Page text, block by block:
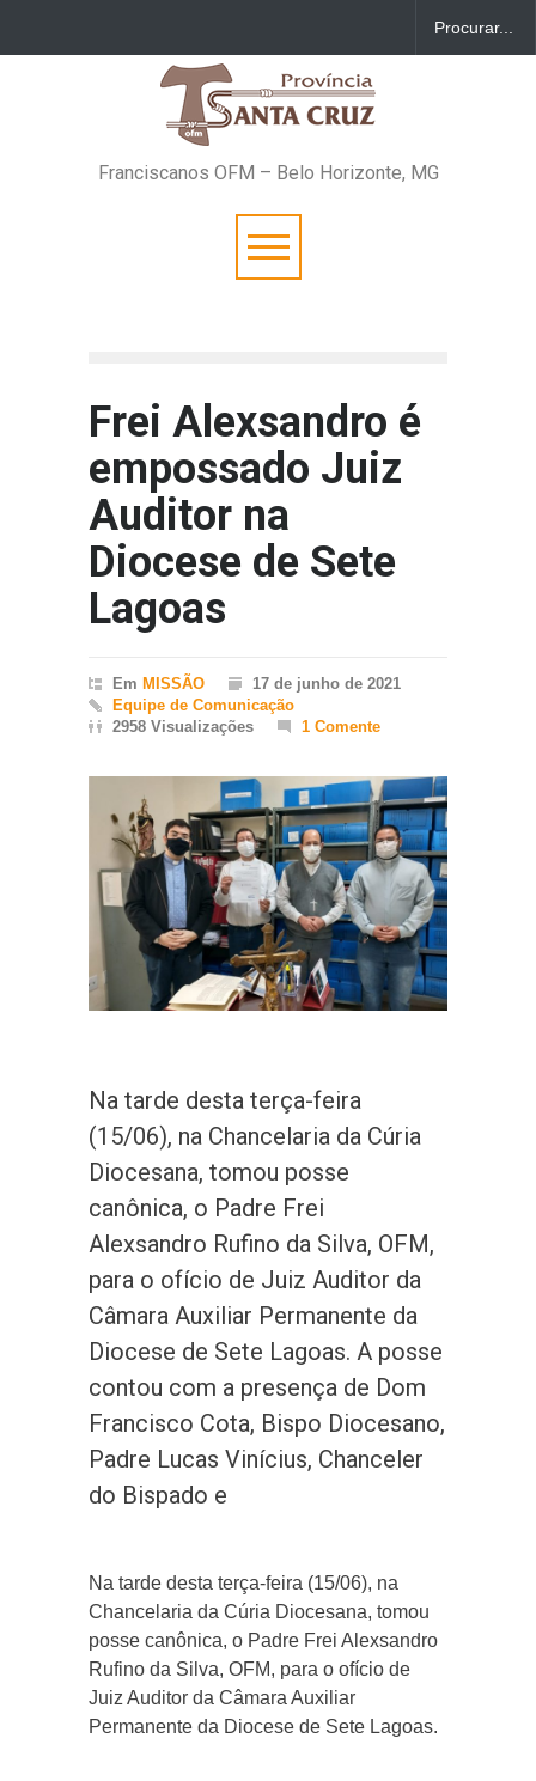
Franciscanos OFM – Belo Horizonte, MG
Frei Alexsandro é
empossado Juiz
Auditor na
Diocese de Sete
Lagoas
Em MISSÃO
17 de junho de 2021
Equipe de Comunicação
2958 Visualizações
1 Comente
Na tarde desta terça-feira
(15/06), na Chancelaria da Cúria
Diocesana, tomou posse
canônica, o Padre Frei
Alexsandro Rufino da Silva, OFM,
para o ofício de Juiz Auditor da
Câmara Auxiliar Permanente da
Diocese de Sete Lagoas. A posse
contou com a presença de Dom
Francisco Cota, Bispo Diocesano,
Padre Lucas Vinícius, Chanceler
do Bispado e
Na tarde desta terça-feira (15/06), na
Chancelaria da Cúria Diocesana, tomou
posse canônica, o Padre Frei Alexsandro
Rufino da Silva, OFM, para o ofício de
Juiz Auditor da Câmara Auxiliar
Permanente da Diocese de Sete Lagoas.